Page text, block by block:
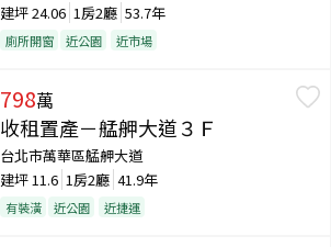
建坪24.06 1房2廳 53.7年
廁所開窗 近公園 近市場
798萬
收租置產－艋舺大道３Ｆ
台北市萬華區艋舺大道
建坪 11.6 1房2廳 41.9年
有裝潢 近公園 近捷運